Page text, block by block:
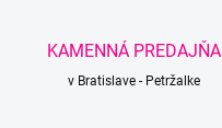
KAMENNÁ PREDAJŇA
v Bratislave - Petržalke